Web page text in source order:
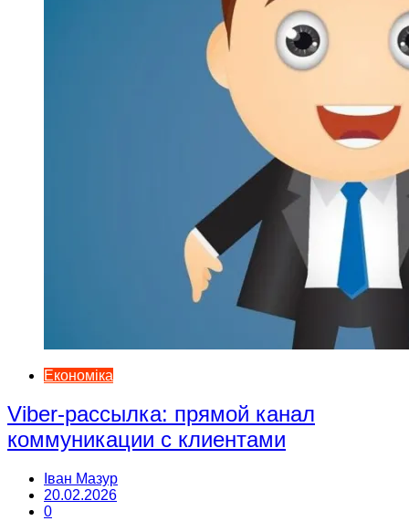
Економіка
Viber-рассылка: прямой канал
коммуникации с клиентами
Іван Мазур
20.02.2026
0